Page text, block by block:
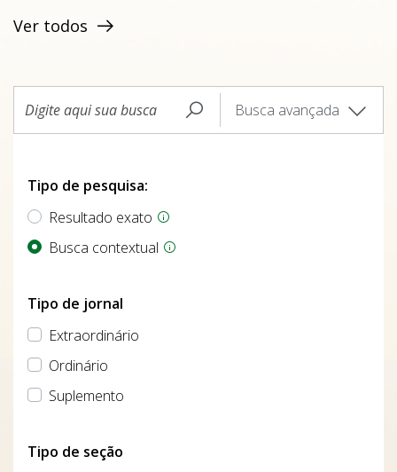
Ver todos
Busca avançada
Tipo de pesquisa:
Resultado exato
Busca contextual
Tipo de jornal
Extraordinário
Ordinário
Suplemento
Tipo de seção